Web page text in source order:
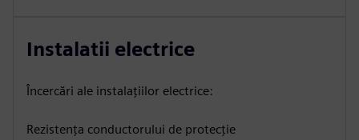
Instalatii electrice
Încercări ale instalațiilor electrice:
Rezistența conductorului de protecție